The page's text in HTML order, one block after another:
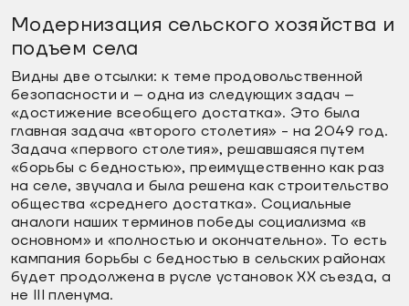
Модернизация сельского хозяйства и
подъем села
Видны две отсылки: к теме продовольственной
безопасности и – одна из следующих задач –
«достижение всеобщего достатка». Это была
главная задача «второго столетия» - на 2049 год.
Задача «первого столетия», решавшаяся путем
«борьбы с бедностью», преимущественно как раз
на селе, звучала и была решена как строительство
общества «среднего достатка». Социальные
аналоги наших терминов победы социализма «в
основном» и «полностью и окончательно». То есть
кампания борьбы с бедностью в сельских районах
будет продолжена в русле установок XX съезда, а
не III пленума.